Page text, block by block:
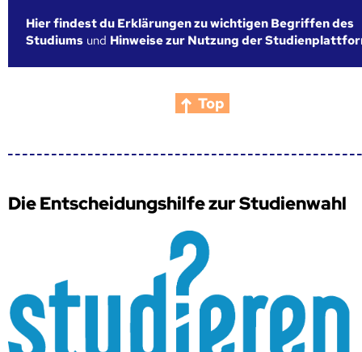
Hier findest du Erklärungen zu wichtigen Begriffen des
Studiums und Hinweise zur Nutzung der
Top
Die Entscheidungshilfe zur Studienwahl